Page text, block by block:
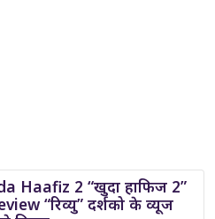
Haafiz 2 “खुदा हाफिज 2”
“रिव्यु” दर्शको के व्यूज